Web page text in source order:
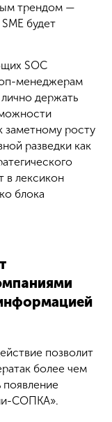
трендом —
будет
SOC
менеджерам
держать
заметному росту
разведки как
в лексикон
блока
позволит
более чем
СОПКА».